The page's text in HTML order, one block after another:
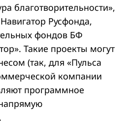
благотворительности»,
Русфонда,
фондов БФ
Такие проекты могут
(так, для «Пульса
компании
программное